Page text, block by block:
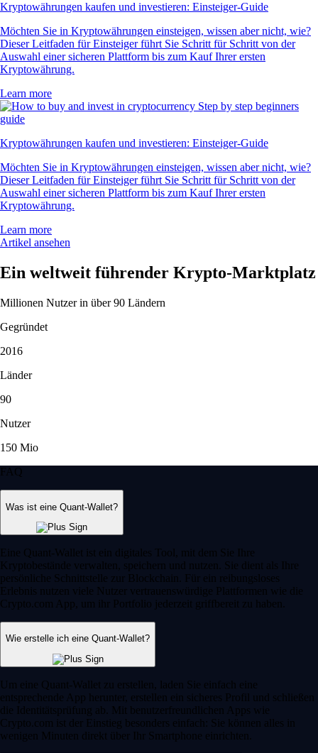
Kryptowährungen kaufen und investieren: Einsteiger-Guide
Möchten Sie in Kryptowährungen einsteigen, wissen aber nicht, wie?
Dieser Leitfaden für Einsteiger führt Sie Schritt für Schritt von der
Auswahl einer sicheren Plattform bis zum Kauf Ihrer ersten
Kryptowährung.
Learn more
Kryptowährungen kaufen und investieren: Einsteiger-Guide
Möchten Sie in Kryptowährungen einsteigen, wissen aber nicht, wie?
Dieser Leitfaden für Einsteiger führt Sie Schritt für Schritt von der
Auswahl einer sicheren Plattform bis zum Kauf Ihrer ersten
Kryptowährung.
Learn more
Artikel ansehen
Ein weltweit führender Krypto-Marktplatz
Millionen Nutzer in über 90 Ländern
Gegründet
2016
Länder
90
Nutzer
150 Mio
FAQ
Was ist eine Quant-Wallet?
Eine Quant-Wallet ist ein digitales Tool, mit dem Sie Ihre
Kryptobestände verwalten, speichern und nutzen. Sie dient als Ihre
persönliche Schnittstelle zur Blockchain. Für ein reibungsloses
Erlebnis nutzen viele Nutzer vertrauenswürdige Plattformen wie die
Crypto.com App, um ihr Portfolio jederzeit griffbereit zu haben.
Wie erstelle ich eine Quant-Wallet?
Um eine Quant-Wallet zu erstellen, laden Sie einfach eine
entsprechende App herunter, erstellen ein sicheres Profil und schließen
die Identitätsprüfung ab. Mit benutzerfreundlichen Apps wie
Crypto.com ist der Einstieg besonders einfach: Sie können alles in
wenigen Minuten direkt über Ihr Smartphone einrichten.